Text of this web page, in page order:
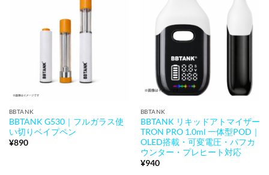
BBTANK
BBTANK G530｜フルガラス使
い切りベイプペン
¥890
BBTANK
BBTANK リキッドアトマイザー
TRON PRO 1.0ml 一体型POD｜
OLED搭載・可変電圧・パフカ
ウンター・プレヒート対応
¥940